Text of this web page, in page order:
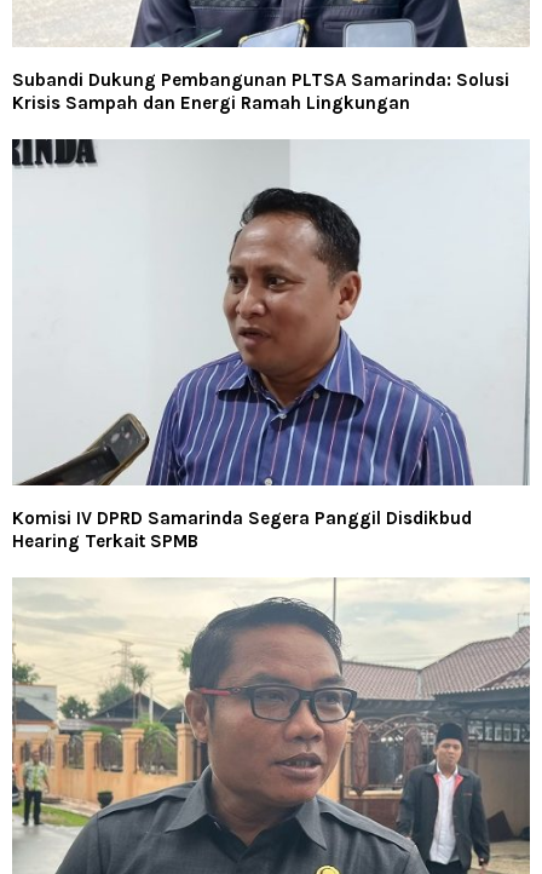
Subandi Dukung Pembangunan PLTSA Samarinda: Solusi
Krisis Sampah dan Energi Ramah Lingkungan
Komisi IV DPRD Samarinda Segera Panggil Disdikbud
Hearing Terkait SPMB